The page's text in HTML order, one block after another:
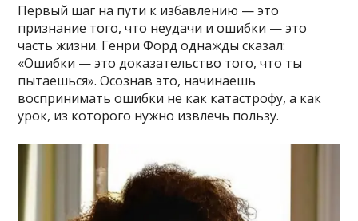
Первый шаг на пути к избавлению — это
признание того, что неудачи и ошибки — это
часть жизни. Генри Форд однажды сказал:
«Ошибки — это доказательство того, что ты
пытаешься». Осознав это, начинаешь
воспринимать ошибки не как катастрофу, а как
урок, из которого нужно извлечь пользу.